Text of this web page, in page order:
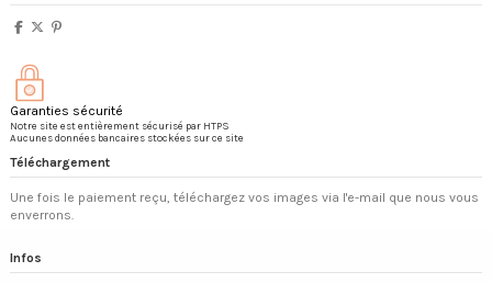
Garanties sécurité
Notre site est entièrement sécurisé par HTPS
Aucunes données bancaires stockées sur ce site
Téléchargement
Une fois le paiement reçu, téléchargez vos images via l'e-mail que nous vous
enverrons.
Infos